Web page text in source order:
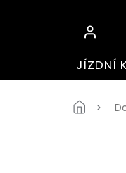
JÍZDNÍ
Domů